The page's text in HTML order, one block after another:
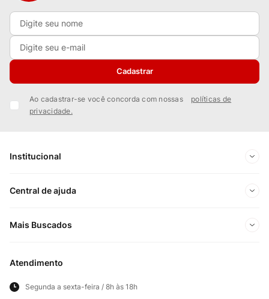
Cadastrar
Ao cadastrar-se você concorda com nossas
políticas de
privacidade.
Institucional
Sobre Nós
Privacidade e Segurança
Panfletos lojas físicas
Central de ajuda
Minha conta
Acompanhe seu pedido
Frete e Entregas
Mais Buscados
Atendimento
Segunda a sexta-feira / 8h às 18h